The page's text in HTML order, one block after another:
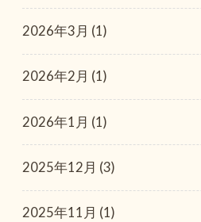
2026年3月 (1)
2026年2月 (1)
2026年1月 (1)
2025年12月 (3)
2025年11月 (1)